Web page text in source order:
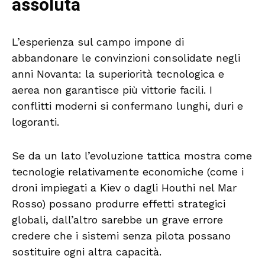
L’esperienza sul campo impone di
abbandonare le convinzioni consolidate negli
anni Novanta: la superiorità tecnologica e
aerea non garantisce più vittorie facili. I
conflitti moderni si confermano lunghi, duri e
logoranti.
Se da un lato l’evoluzione tattica mostra come
tecnologie relativamente economiche (come i
droni impiegati a Kiev o dagli Houthi nel Mar
Rosso) possano produrre effetti strategici
globali, dall’altro sarebbe un grave errore
credere che i sistemi senza pilota possano
sostituire ogni altra capacità.